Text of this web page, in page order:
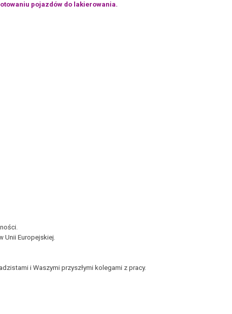
pojazdów do lakierowania.
Unii Europejskiej.
i Waszymi przyszłymi kolegami z pracy.